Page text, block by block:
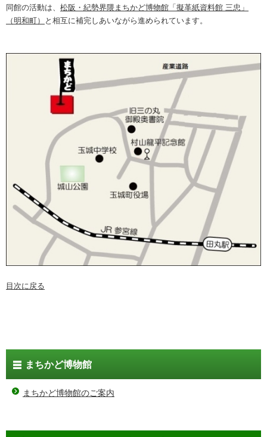
同館の活動は、 松阪・紀勢界隈まちかど博物館「擬革紙資料館 三忠」
（明和町）
と相互に補完しあいながら進められています。
目次に戻る
まちかど博物館
まちかど博物館のご案内